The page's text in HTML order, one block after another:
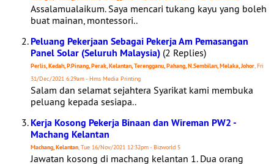
Assalamualaikum. Saya mencari tukang kayu yang boleh
buat mainan, montessori..
Peluang Pekerjaan Sebagai Pekerja Am Pemasangan
Panel Solar (Seluruh Malaysia) (2 Replies)
Perlis, Kedah, P.Pinang, Perak, Kelantan, Terengganu, Pahang, N.Sembilan, Melaka, Johor, Fri
31/Dec/2021 6:29am - Hms Media Printing
Salam dan selamat sejahtera Syarikat kami membuka
peluang kepada sesiapa..
Kerja Kosong Pekerja Binaan dan Wireman PW2 -
Machang Kelantan
Machang, Kelantan, Tue 16/Nov/2021 12:32pm - Bizworld 5
Jawatan kosong di machang kelantan 1. Dua orang